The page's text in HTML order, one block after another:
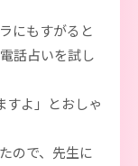
にもすがると
話占いを試し
すよ」とおしゃ
ので、先生に